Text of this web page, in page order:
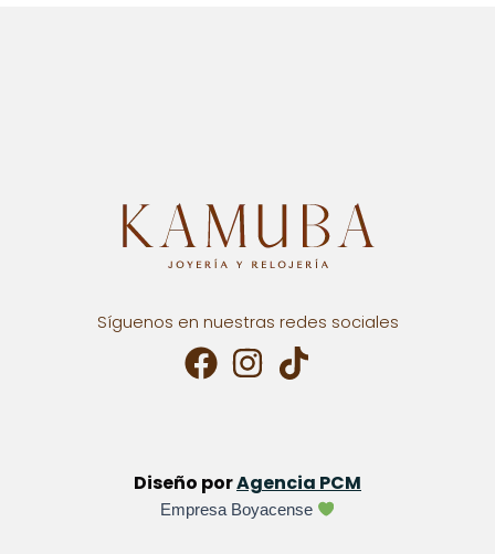
Síguenos en nuestras redes sociales
Diseño porAgencia PCM
Empresa Boyacense